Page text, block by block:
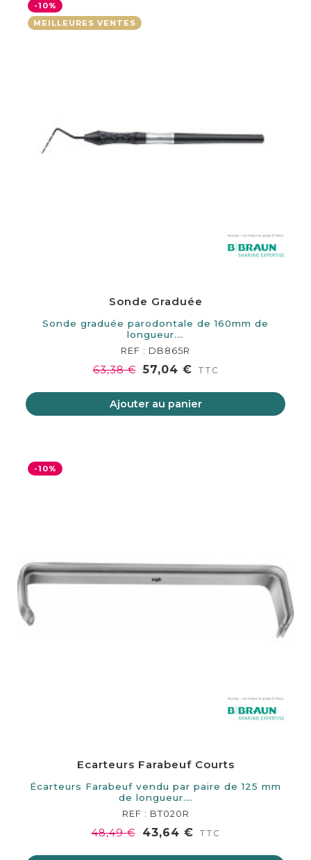
-10%
MEILLEURES VENTES
Sonde Graduée
Sonde graduée parodontale de 160mm de
longueur.…
REF : DB865R
63,38 € 57,04 € TTC
Ajouter au panier
-10%
Ecarteurs Farabeuf Courts
Écarteurs Farabeuf vendu par paire de 125 mm
de longueur.…
REF : BT020R
48,49 € 43,64 € TTC